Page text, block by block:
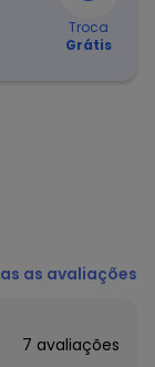
Troca
Grátis
Poliéster, 10%
as avaliações
7 avaliações